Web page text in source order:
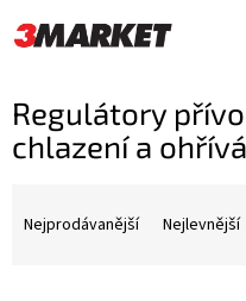
na
obsah
Regulátory
chlazení a
Nejprodávanější Nejlevnější